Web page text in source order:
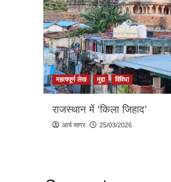
महत्वपूर्ण लेख मुद्दा विविधा
राजस्थान में ‘किला जिहाद’
आर्य सागर 25/03/2026